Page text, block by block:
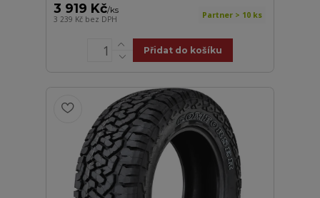
3 919 Kč/ks
3 239 Kč bez DPH Partner > 10 ks
Přidat do košíku